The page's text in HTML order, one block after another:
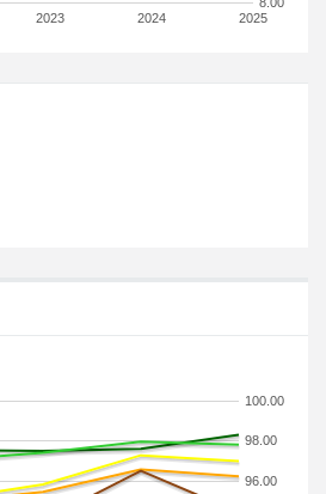
2023 2024 2025
96.00
98.00
100.00